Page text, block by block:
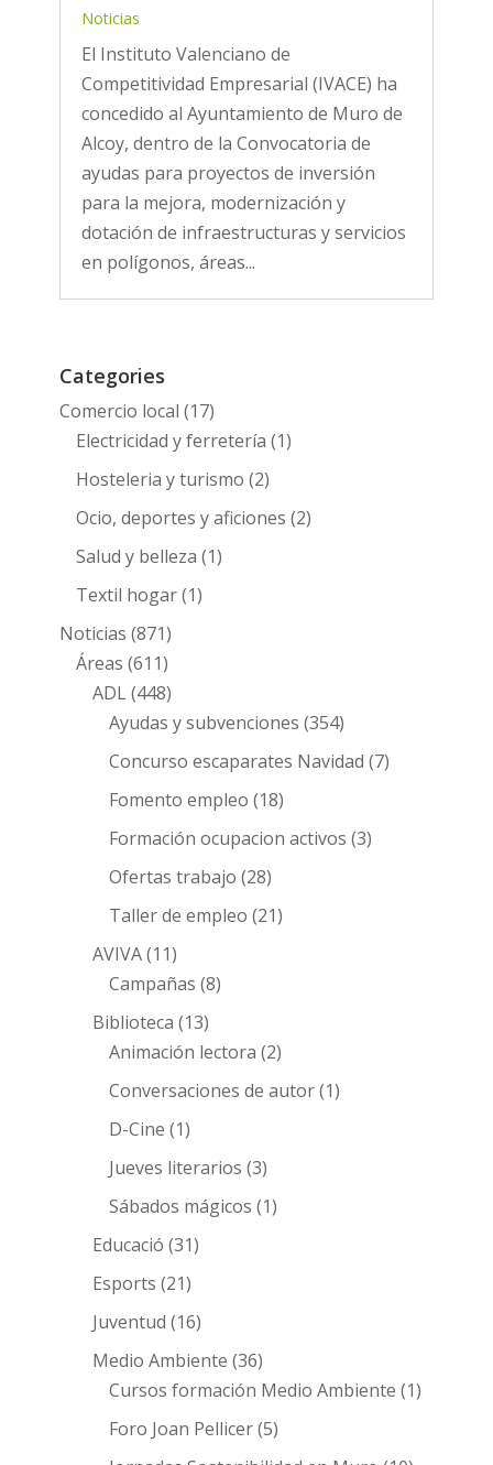
Noticias
El Instituto Valenciano de
Competitividad Empresarial (IVACE) ha
concedido al Ayuntamiento de Muro de
Alcoy, dentro de la Convocatoria de
ayudas para proyectos de inversión
para la mejora, modernización y
dotación de infraestructuras y servicios
en polígonos, áreas...
Categories
Comercio local (17)
Electricidad y ferretería (1)
Hosteleria y turismo (2)
Ocio, deportes y aficiones (2)
Salud y belleza (1)
Textil hogar(1)
Noticias (871)
Áreas (611)
ADL(448)
Ayudas y subvenciones (354)
Concurso escaparates Navidad (7)
Fomento empleo (18)
Formación ocupacion activos (3)
Ofertas trabajo (28)
Taller de empleo (21)
AVIVA(11)
Campañas (8)
Biblioteca (13)
Animación lectora (2)
Conversaciones de autor(1)
D-Cine (1)
Jueves literarios (3)
Sábados mágicos (1)
Educació (31)
Esports (21)
Juventud (16)
Medio Ambiente (36)
Cursos formación Medio Ambiente (1)
Foro Joan Pellicer(5)